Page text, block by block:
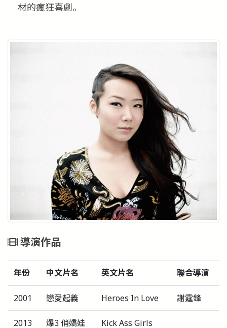
材的瘋狂喜劇。
導演作品
年份 中文片名 英文片名 聯合導演
2001 戀愛起義 Heroes In Love 謝霆鋒
2013 爆3 俏嬌娃 Kick Ass Girls